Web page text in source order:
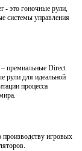
- это гоночные рули,
системы управления
премиальные Direct
рули для идеальной
процесса
игровых